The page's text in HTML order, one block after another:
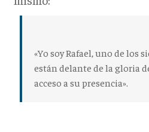
«Yo soy Rafael, uno de los
están delante de la gloria
acceso a su presencia».